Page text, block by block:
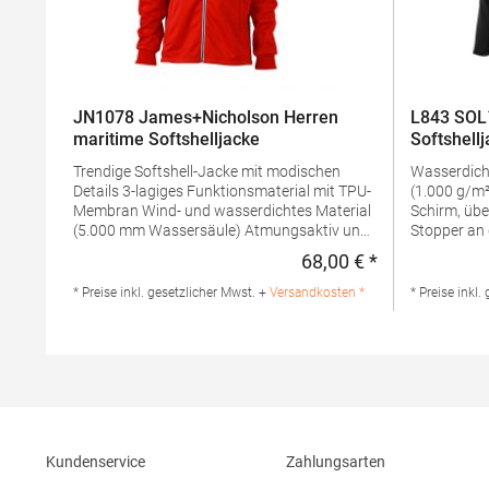
JN1078 James+Nicholson Herren
maritime Softshelljacke
Trendige Softshell-Jacke mit modischen
Details 3-lagiges Funktionsmaterial mit TPU-
Membran Wind- und wasserdichtes Material
(5.000 mm Wassersäule) Atmungsaktiv und
Zwei seitliche Taschen und eine Brusttasche
dem Weißen Stein 25-31 72461 Albstadt
Regulärer Preis:
68,00 € *
* Preise inkl. gesetzlicher Mwst. + Versandkosten *
L843
(1.000 g/m²) Abnehmbare
Schirm,
Stopper an der
verstellbar
* Preise inkl.
Kundenservice Zahlungsarten